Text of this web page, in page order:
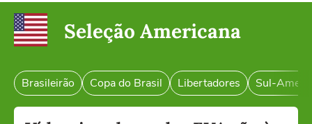
Seleção Americana
Brasileirão Copa do Brasil Libertadores Sul-